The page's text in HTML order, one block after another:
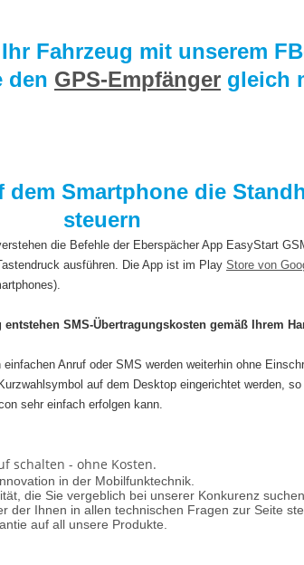
Fahrzeug mit unserem
den GPS-Empfänger gleich
dem Smartphone die
steuern
die Befehle der Eberspächer App EasyStart
ausführen. Die App ist im Play Store von
SMS-Übertragungskosten gemäß Ihrem
Anruf oder SMS werden weiterhin ohne
auf dem Desktop eingerichtet werden,
sehr einfach erfolgen kann.
schalten - ohne Kosten.
in der Mobilfunktechnik.
die Sie vergeblich bei unserer Konkurenz
der Ihnen in allen technischen Fragen zur Seite
auf all unsere Produkte.